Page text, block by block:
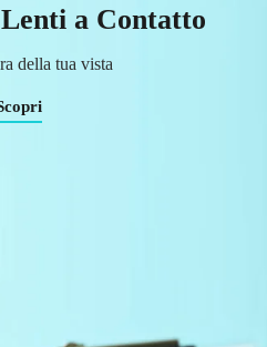
a Contatto
della tua vista